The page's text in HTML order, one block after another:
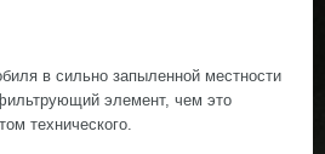
в сильно запыленной местности
элемент, чем это
технического.